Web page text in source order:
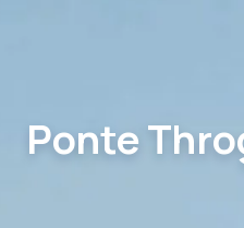
Ponte